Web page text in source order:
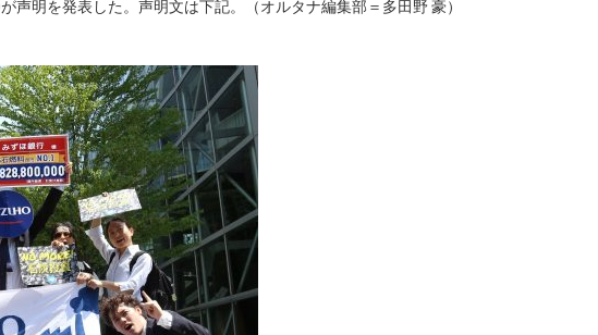
明を発表した。声明文は下記。（オルタナ編集部＝多田野 豪）